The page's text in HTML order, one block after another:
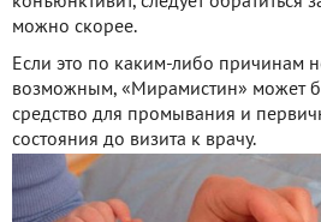
можно скорее.
Если это по каким-либо причинам
возможным, «Мирамистин» может
средство для промывания и
состояния до визита к врачу.